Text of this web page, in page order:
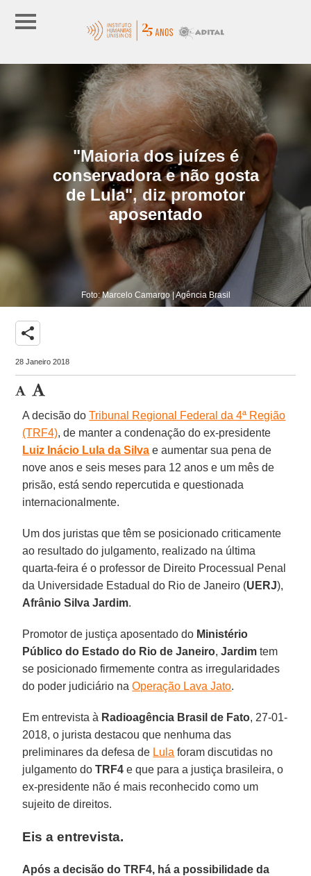
"Maioria dos juízes é
conservadora e não gosta
de Lula", diz promotor
aposentado
Foto: Marcelo Camargo | Agência Brasil
share
28 Janeiro 2018
A decisão doTribunal Regional Federal da 4ª Região
(TRF4), de manter a condenação do ex-presidente
Luiz Inácio Lula da Silva e aumentar sua pena de
nove anos e seis meses para 12 anos e um mês de
prisão, está sendo repercutida e questionada
internacionalmente.
Um dos juristas que têm se posicionado criticamente
ao resultado do julgamento, realizado na última
quarta-feira é o professor de Direito Processual Penal
da Universidade Estadual do Rio de Janeiro (UERJ),
Afrânio Silva Jardim.
Promotor de justiça aposentado do Ministério
Público do Estado do Rio de Janeiro, Jardim tem
se posicionado firmemente contra as irregularidades
do poder judiciário naOperação Lava Jato.
Em entrevista à Radioagência Brasil de Fato, 27-01-
2018, o jurista destacou que nenhuma das
preliminares da defesa de Lula foram discutidas no
julgamento doTRF4 e que para a justiça brasileira, o
ex-presidente não é mais reconhecido como um
sujeito de direitos.
Eis a entrevista.
Após a decisão do TRF4, há a possibilidade da